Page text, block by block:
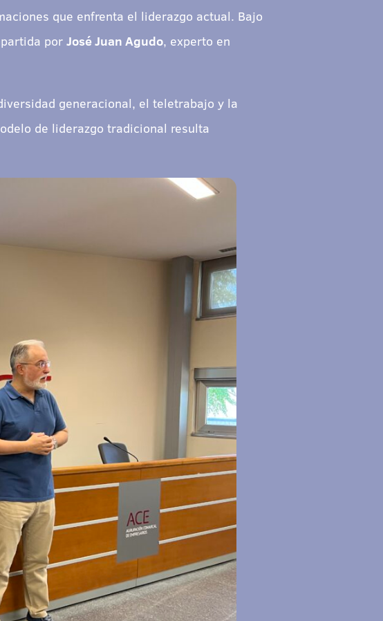
que enfrenta el liderazgo actual. Bajo
por José Juan Agudo, experto en
generacional, el teletrabajo y la
de liderazgo tradicional resulta